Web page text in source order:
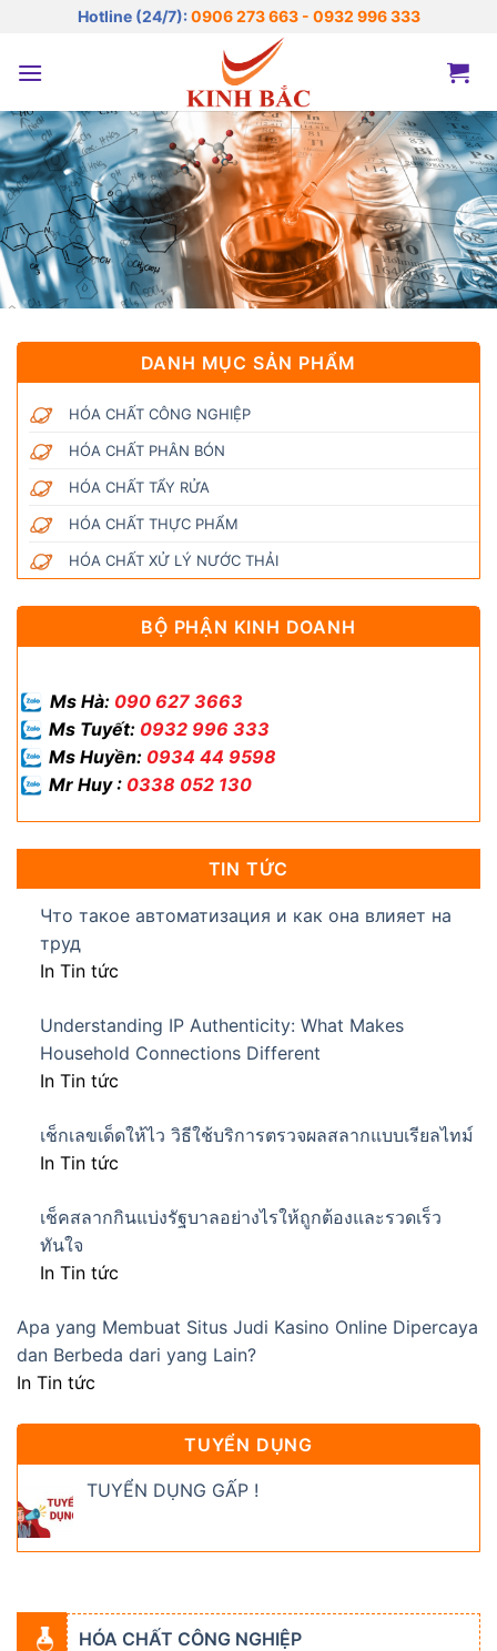
nội
Hotline (24/7): 0906 273 663 - 0932 996 333
DANH MỤC SẢN PHẨM
HÓA CHẤT CÔNG NGHIỆP
HÓA CHẤT PHÂN BÓN
HÓA CHẤT TẨY RỬA
HÓA CHẤT THỰC PHẨM
HÓA CHẤT XỬ LÝ NƯỚC THẢI
BỘ PHẬN KINH DOANH
Ms Hà: 090 627 3663
Ms Tuyết: 0932 996 333
Ms Huyền: 0934 44 9598
Mr Huy : 0338 052 130
TIN TỨC
Что такое автоматизация и как она влияет на
труд
In Tin tức
Understanding IP Authenticity: What Makes
Household Connections Different
In Tin tức
เช็กเลขเด็ดให้ไว วิธีใช้บริการตรวจผลสลากแบบเรียลไทม์
In Tin tức
เช็คสลากกินแบ่งรัฐบาลอย่างไรให้ถูกต้องและรวดเร็ว
ทันใจ
In Tin tức
Apa yang Membuat Situs Judi Kasino Online Dipercaya
dan Berbeda dari yang Lain?
In Tin tức
TUYỂN DỤNG
TUYỂN DỤNG GẤP !
HÓA CHẤT CÔNG NGHIỆP